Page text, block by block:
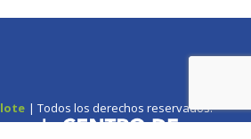
| Todos los derechos reservados.